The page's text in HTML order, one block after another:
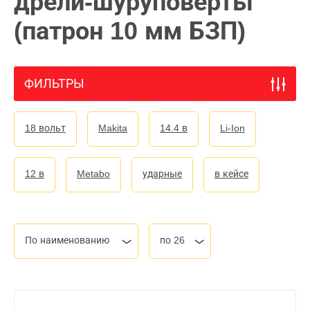
(патрон 10 мм БЗП)
ФИЛЬТРЫ
18 вольт Makita 14.4 в Li-Ion
12 в Metabo ударные в кейсе
По наименованию по 26